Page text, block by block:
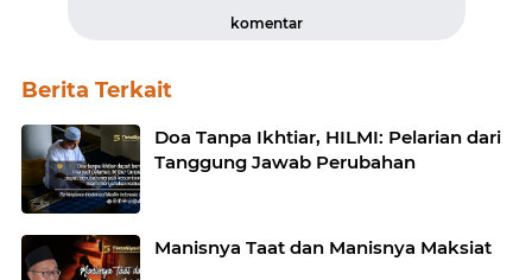
komentar
Berita Terkait
Doa Tanpa Ikhtiar, HILMI: Pelarian dari
Tanggung Jawab Perubahan
Manisnya Taat dan Manisnya Maksiat